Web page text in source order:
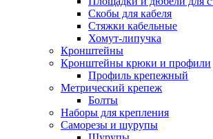
Скобы для кабеля
Стяжки кабельные
Хомут-липучка
Кронштейны
Кронштейны крюки и профили
Профиль крепежный
Метрический крепеж
Болты
Наборы для крепления
Саморезы и шурупы